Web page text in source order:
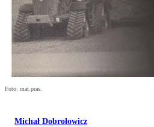
Foto: mat.pras.
Michał Dobrołowicz